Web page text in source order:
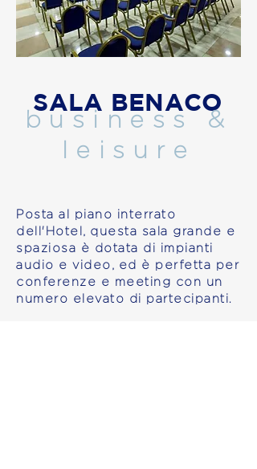
SALA BENACO
business &
leisure
Posta al piano interrato
dell'Hotel, questa sala grande e
spaziosa è dotata di impianti
audio e video, ed è perfetta per
conferenze e meeting con un
numero elevato di partecipanti.